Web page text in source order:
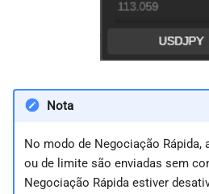
Nota
No modo de Negociação Rápida,
ou de limite são enviadas sem
Negociação Rápida estiver